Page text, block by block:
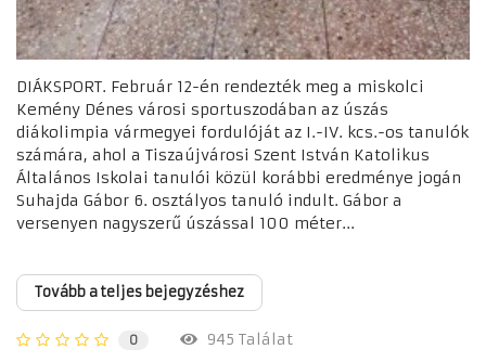
DIÁKSPORT. Február 12-én rendezték meg a miskolci
Kemény Dénes városi sportuszodában az úszás
diákolimpia vármegyei fordulóját az I.-IV. kcs.-os tanulók
számára, ahol a Tiszaújvárosi Szent István Katolikus
Általános Iskolai tanulói közül korábbi eredménye jogán
Suhajda Gábor 6. osztályos tanuló indult. Gábor a
versenyen nagyszerű úszással 100 méter...
Tovább a teljes bejegyzéshez
0
945 Találat